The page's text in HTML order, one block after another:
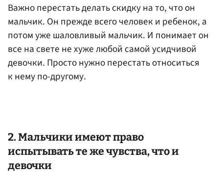
Важно перестать делать скидку на то, что он
мальчик. Он прежде всего человек и ребенок, а
потом уже шаловливый мальчик. И понимает он
все на свете не хуже любой самой усидчивой
девочки. Просто нужно перестать относиться
к нему по-другому.
2. Мальчики имеют право
испытывать те же чувства, что и
девочки